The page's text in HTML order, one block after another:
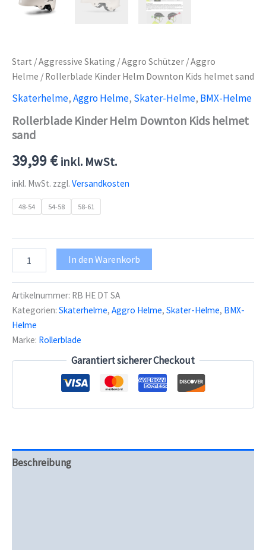
Start /Aggressive Skating /Aggro Schützer /Aggro
Helme / Rollerblade Kinder Helm Downton Kids helmet sand
Skaterhelme,Aggro Helme, Skater-Helme, BMX-Helme
Rollerblade Kinder Helm Downton Kids helmet
sand
39,99€ inkl. MwSt.
inkl. MwSt. zzgl. Versandkosten
48-54 54-58 58-61
Kinder
Downton
Kids
helmet
sand
Menge
In den Warenkorb
Artikelnummer: RB HE DT SA
Kategorien: Skaterhelme, Aggro Helme, Skater-Helme, BMX-
Helme
Marke: Rollerblade
Garantiert sicherer Checkout
Beschreibung